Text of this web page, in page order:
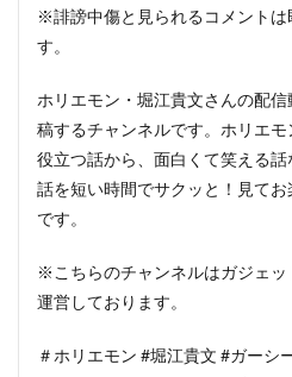
※誹謗中傷と見られるコメントは
す。
ホリエモン・堀江貴文さんの配
稿するチャンネルです。ホリエ
役立つ話から、面白くて笑える
話を短い時間でサクッと！見て
です。
※こちらのチャンネルはガジェ
運営しております。
＃ホリエモン #堀江貴文 #ガーシ